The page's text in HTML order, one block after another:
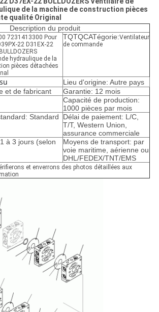
de la machine de construction pièces
qualité Original
Description du produit
7231413300 Pour
22 D31EX-22
hydraulique de la
pièces détachées
TQTQCATégorie:Ventilateur
de commande
Lieu d'origine: Autre pays
et de fabricant
Garantie: 12 mois
Capacité de production:
1000 pièces par mois
Standard
Délai de paiement: L/C,
T/T, Western Union,
assurance commerciale
à 3 jours (selon
Moyens de transport: par
voie maritime, aérienne ou
DHL/FEDEX/TNT/EMS
et enverrons des photos détaillées aux